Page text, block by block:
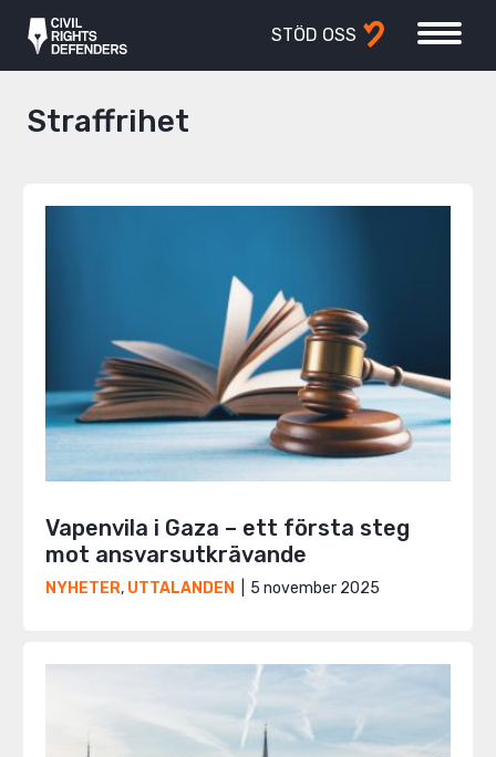
STÖD OSS
Straffrihet
Vapenvila i Gaza – ett första steg
mot ansvarsutkrävande
NYHETER, UTTALANDEN 5 november 2025